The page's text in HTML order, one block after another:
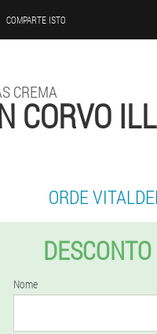
COMPARTE ISTO
CREMA
CORVO
ORDE
Nome